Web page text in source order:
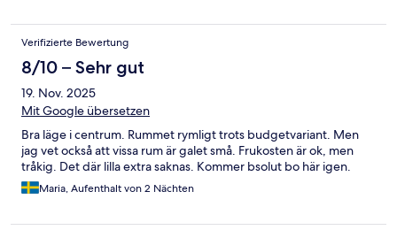
Verifizierte Bewertung
8/10 – Sehr gut
19. Nov. 2025
Mit Google übersetzen
Bra läge i centrum. Rummet rymligt trots budgetvariant. Men
jag vet också att vissa rum är galet små. Frukosten är ok, men
tråkig. Det där lilla extra saknas. Kommer bsolut bo här igen.
Maria, Aufenthalt von 2 Nächten